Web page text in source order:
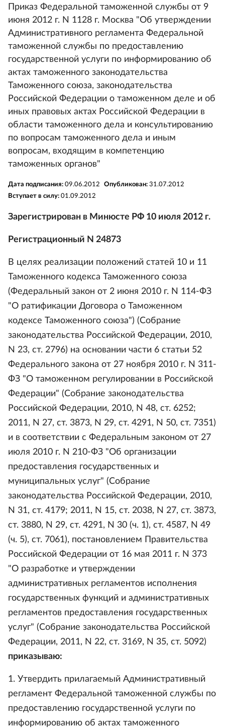
Приказ Федеральной таможенной службы от 9
июня 2012 г. N 1128 г. Москва "Об утверждении
Административного регламента Федеральной
таможенной службы по предоставлению
государственной услуги по информированию об
актах таможенного законодательства
Таможенного союза, законодательства
Российской Федерации о таможенном деле и об
иных правовых актах Российской Федерации в
области таможенного дела и консультированию
по вопросам таможенного дела и иным
вопросам, входящим в компетенцию
таможенных органов"
Дата подписания: 09.06.2012 Опубликован: 31.07.2012
Вступает в силу: 01.09.2012
Зарегистрирован в Минюсте РФ 10 июля 2012 г.
Регистрационный N 24873
В целях реализации положений статей 10 и 11
Таможенного кодекса Таможенного союза
(Федеральный закон от 2 июня 2010 г. N 114-ФЗ
"О ратификации Договора о Таможенном
кодексе Таможенного союза") (Собрание
законодательства Российской Федерации, 2010,
N 23, ст. 2796) на основании части 6 статьи 52
Федерального закона от 27 ноября 2010 г. N 311-
ФЗ "О таможенном регулировании в Российской
Федерации" (Собрание законодательства
Российской Федерации, 2010, N 48, ст. 6252;
2011, N 27, ст. 3873, N 29, ст. 4291, N 50, ст. 7351)
и в соответствии с Федеральным законом от 27
июля 2010 г. N 210-ФЗ "Об организации
предоставления государственных и
муниципальных услуг" (Собрание
законодательства Российской Федерации, 2010,
N 31, ст. 4179; 2011, N 15, ст. 2038, N 27, ст. 3873,
ст. 3880, N 29, ст. 4291, N 30 (ч. 1), ст. 4587, N 49
(ч. 5), ст. 7061), постановлением Правительства
Российской Федерации от 16 мая 2011 г. N 373
"О разработке и утверждении
административных регламентов исполнения
государственных функций и административных
регламентов предоставления государственных
услуг" (Собрание законодательства Российской
Федерации, 2011, N 22, ст. 3169, N 35, ст. 5092)
приказываю:
1. Утвердить прилагаемый Административный
регламент Федеральной таможенной службы по
предоставлению государственной услуги по
информированию об актах таможенного